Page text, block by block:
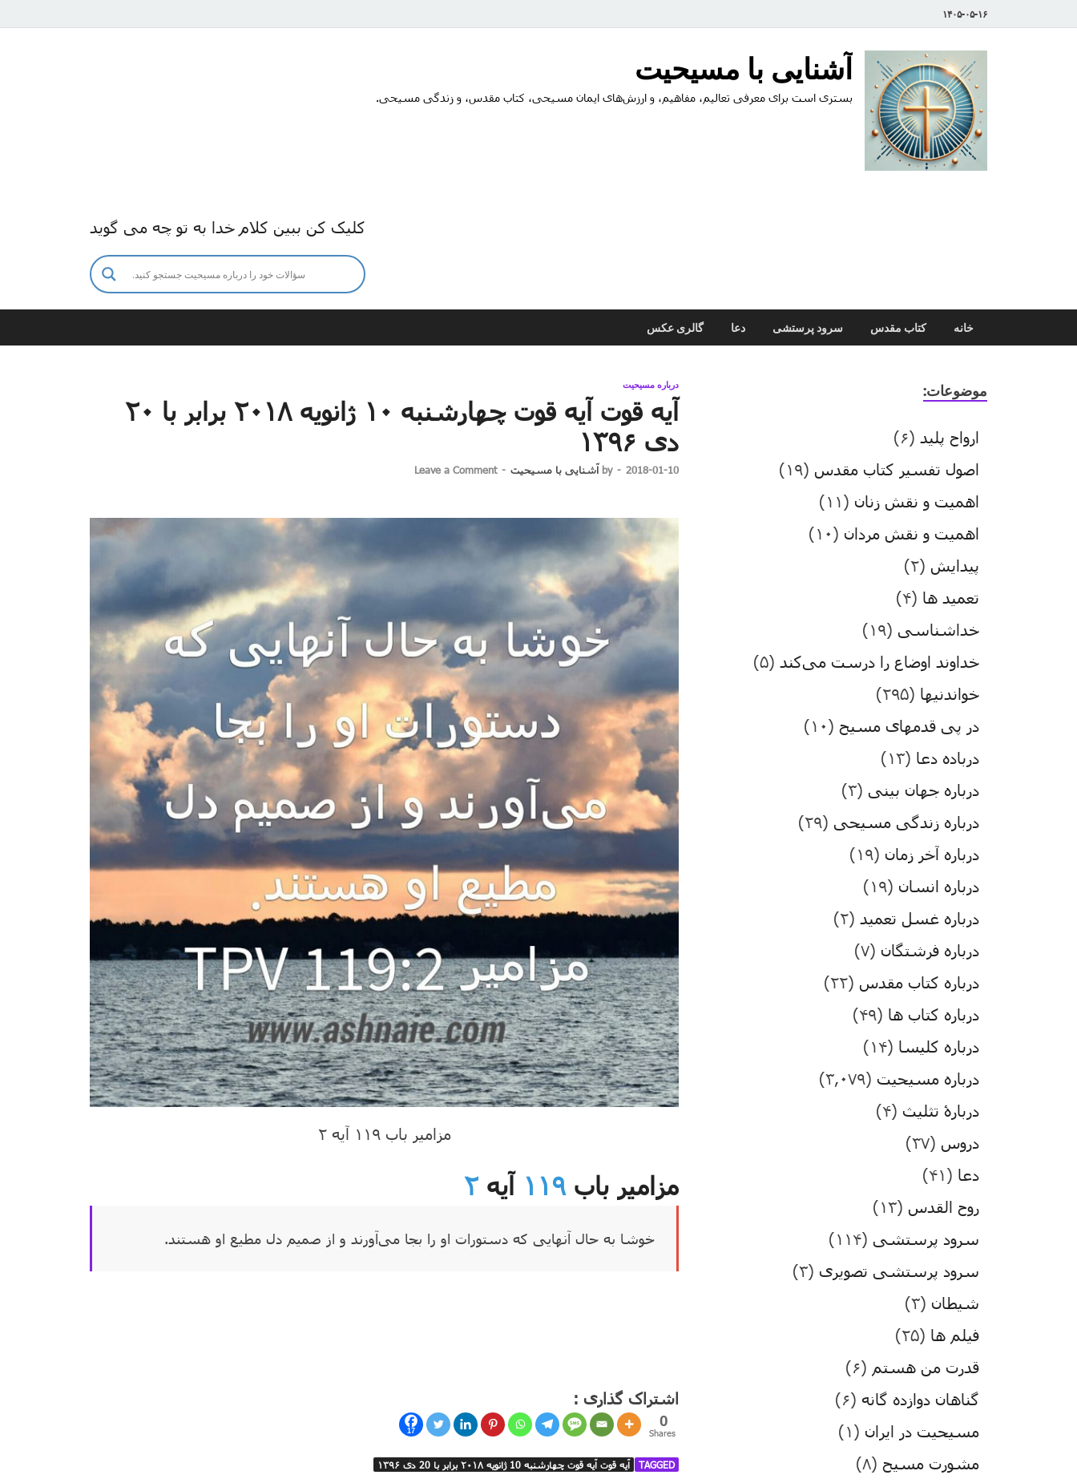
۱۴۰۵-۰۵-۱۶
آشنایی با مسیحیت
بستری است برای معرفی تعالیم، مفاهیم، و ارزش‌های ایمان مسیحی، کتاب مقدس، و زندگی مسیحی.
کلیک کن ببین کلام خدا به تو چه می گوید
خانه کتاب مقدس سرود پرستشی دعا گالری عکس
درباره مسیحیت
آیه قوت آیه قوت چهارشنبه ۱۰ ژانویه ۲۰۱۸ برابر با ۲۰
دی ۱۳۹۶
2018-01-10
-
by آشنایی با مسیحیت -
Leave a Comment
مزامیر باب ۱۱۹ آیه ۲
مزامیر باب آیه ۲
خوشا به حال آنهایی که دستورات او را بجا می‌آورند و از صمیم دل مطیع او هستند.
اشتراک گذاری :
17
0
Shares
TAGGED آیه قوت آیه قوت چهارشنبه 10 ژانویه ۲۰۱۸ برابر با 20 دی ۱۳۹۶
موضوعات:
ارواح پلید (۶)
اصول تفسیر کتاب مقدس (۱۹)
اهمیت و نقش زنان (۱۱)
اهمیت و نقش مردان (۱۰)
پیدایش (۲)
تعمید ها (۴)
خداشناسی (۱۹)
خداوند اوضاع را درست می‌کند (۵)
خواندنیها (۲۹۵)
در پی قدمهای مسیح (۱۰)
درباده دعا (۱۳)
درباره جهان بینی (۳)
درباره زندگی مسیحی (۲۹)
درباره آخر زمان (۱۹)
درباره انسان (۱۹)
درباره غسل تعمید (۲)
درباره فرشتگان (۷)
درباره کتاب مقدس (۲۲)
درباره کتاب ها (۴۹)
درباره کلیسا (۱۴)
درباره مسیحیت (۳,۰۷۹)
دربارۀ تثلیث (۴)
دروس (۳۷)
دعا (۴۱)
روح القدس (۱۳)
سرود پرستشی (۱۱۴)
سرود پرستشی تصویری (۳)
شیطان (۳)
فیلم ها (۲۵)
قدرت من هستم (۶)
گناهان دوازده گانه (۶)
مسیحیت در ایران (۱)
مشورت مسیح (۸)